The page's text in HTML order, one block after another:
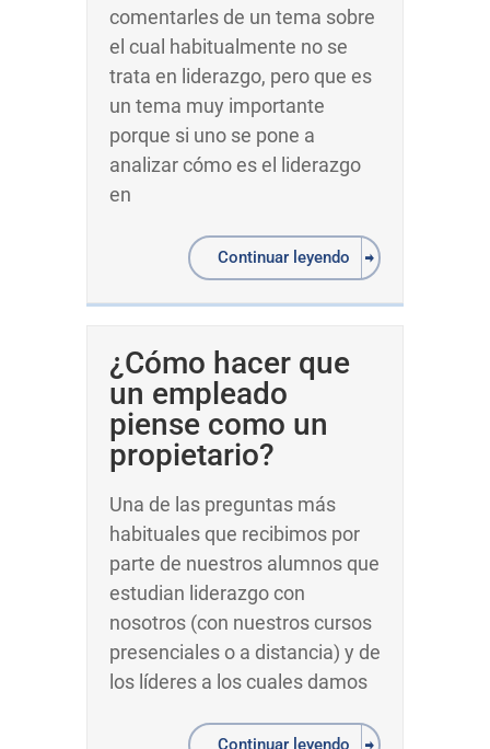
comentarles de un tema sobre
el cual habitualmente no se
trata en liderazgo, pero que es
un tema muy importante
porque si uno se pone a
analizar cómo es el liderazgo
en
Continuar leyendo
¿Cómo hacer que
un empleado
piense como un
propietario?
Una de las preguntas más
habituales que recibimos por
parte de nuestros alumnos que
estudian liderazgo con
nosotros (con nuestros cursos
presenciales o a distancia) y de
los líderes a los cuales damos
Continuar leyendo